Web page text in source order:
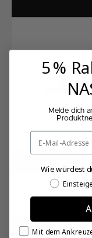
Wie man den
NASync
5 %
Melde dich
Email
Wie würdest
Wie würdest
Email Consent
Mit dem